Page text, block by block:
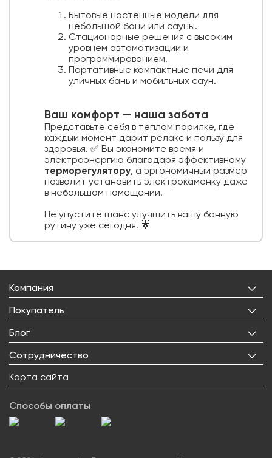
Бытовые настенные модели для
небольшой бани или сауны.
Стационарные решения с высоким
уровнем автоматизации и
программированием.
Портативные компактные печи для
уличных бань и мобильных саун.
Ваш комфорт — наша забота
Представьте себя в тёплом парилке, где
каждый момент дарит релакс и пользу для
здоровья. ✅ Вы экономите время и
электроэнергию благодаря эффективному
терморегулятору, а эргономичный размер
позволит установить электрокаменку даже
в небольшом помещении.
Не упустите шанс улучшить вашу банную
рутину уже сегодня! 🌟
Компания
О нас
Реквизиты
Контакты
Покупатель
Личный кабинет
Избранное
Доставка
Возврат товара
Сервисный центр
Блог
Все статьи
Новости
Сотрудничество
Оптовым покупателям
Блогерам
Карта сайта
Способы оплаты